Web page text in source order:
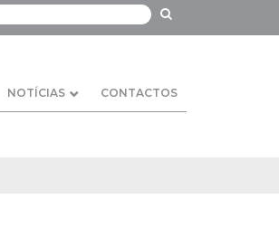
NOTÍCIAS CONTACTOS